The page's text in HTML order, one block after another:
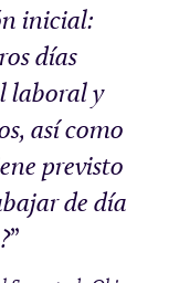
inicial:
días
laboral y
así como
previsto
de día